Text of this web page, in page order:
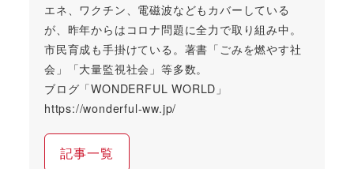
エネ、ワクチン、電磁波などもカバーしている
が、昨年からはコロナ問題に全力で取り組み中。
市民育成も手掛けている。著書「ごみを燃やす社
会」「大量監視社会」等多数。
ブログ「WONDERFUL WORLD」
https://wonderful-ww.jp/
記事一覧